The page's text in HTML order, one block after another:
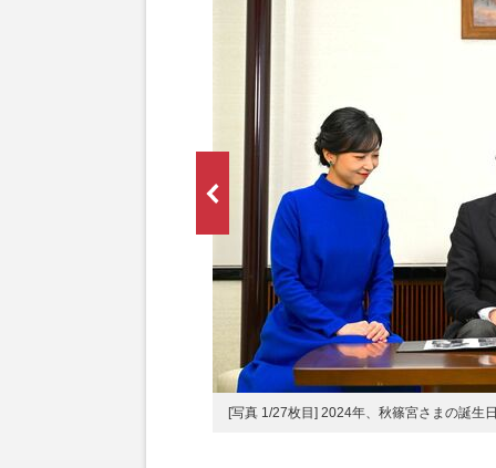
[写真 1/27枚目] 2024年、秋篠宮さまの誕